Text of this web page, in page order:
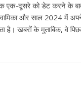
तक एक-दूसरे को डेट करने के
वामिका और साल 2024 में
है। खबरों के मुताबिक, वे
All Rights News